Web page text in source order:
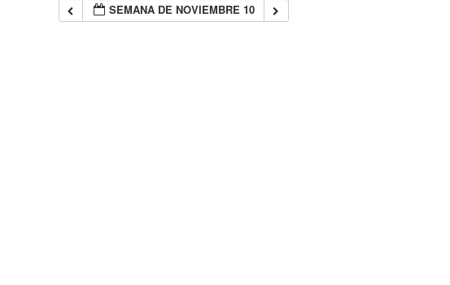
SEMANA DE NOVIEMBRE 10